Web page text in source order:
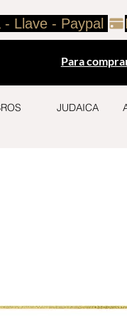
Para
Llave - Paypal
JUDAICA